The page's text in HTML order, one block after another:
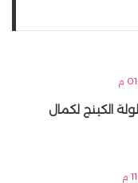
الكينج لكمال